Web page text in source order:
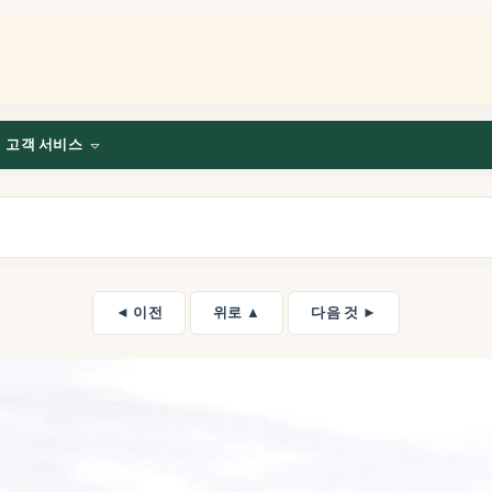
고객 서비스
◄ 이전 위로 ▲ 다음 것 ►